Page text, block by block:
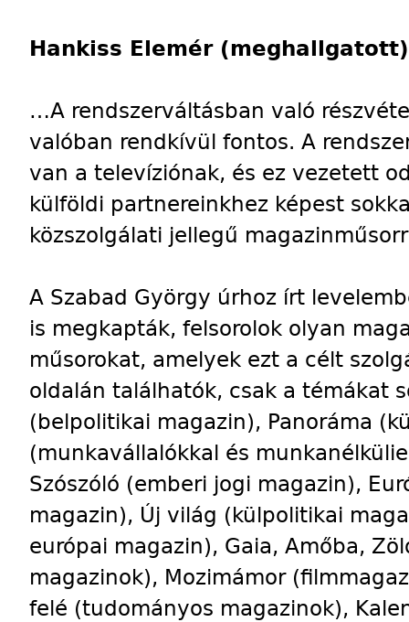
Hankiss Elemér
…A rendszerváltásban való
valóban rendkívül fontos. A
van a televíziónak, és ez vezetett
külföldi partnereinkhez képest
közszolgálati jellegű
A Szabad György úrhoz írt
is megkapták, felsorolok olyan
műsorokat, amelyek ezt a célt
oldalán találhatók, csak a témákat
(belpolitikai magazin), Panoráma
(munkavállalókkal és
Szószóló (emberi jogi magazin),
magazin), Új világ (külpolitikai
európai magazin), Gaia, Amőba,
magazinok), Mozimámor
felé (tudományos magazinok),